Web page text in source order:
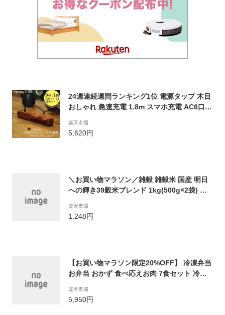
24週連続週間ランキング1位 電源タップ 木目
おしゃれ 急速充電 1.8m スマホ充電 AC6口+
ア タコ足 コンセント usb テレワーク OAタ
ップ 雷サージ 北欧 和風 ファーゴ お買い物マ
楽天市場
5,620円
＼お買い物マラソン／雑穀 雑穀米 国産 明日
への輝き39穀米ブレンド 1kg(500g×2袋) 定
ゼント有り ダイエット食品 置き換えダイエッ
ト
楽天市場
1,248円
【お買い物マラソン限定20%OFF】 冷凍弁当
お弁当 おかず 食べ応えお肉 7食セット 冷凍
康 簡単 時短調理 減塩 野菜不足 送料無料
楽天市場
5,950円